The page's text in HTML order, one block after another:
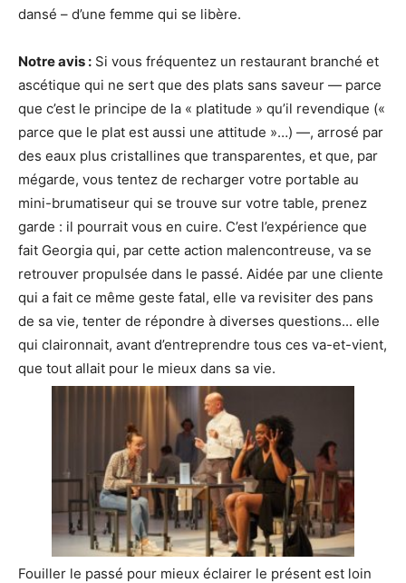
dansé – d’une femme qui se libère.
Notre avis : Si vous fréquentez un restaurant branché et
ascétique qui ne sert que des plats sans saveur — parce
que c’est le principe de la « platitude » qu’il revendique («
parce que le plat est aussi une attitude »…) —, arrosé par
des eaux plus cristallines que transparentes, et que, par
mégarde, vous tentez de recharger votre portable au
mini-brumatiseur qui se trouve sur votre table, prenez
garde : il pourrait vous en cuire. C’est l’expérience que
fait Georgia qui, par cette action malencontreuse, va se
retrouver propulsée dans le passé. Aidée par une cliente
qui a fait ce même geste fatal, elle va revisiter des pans
de sa vie, tenter de répondre à diverses questions... elle
qui claironnait, avant d’entreprendre tous ces va-et-vient,
que tout allait pour le mieux dans sa vie.
Fouiller le passé pour mieux éclairer le présent est loin